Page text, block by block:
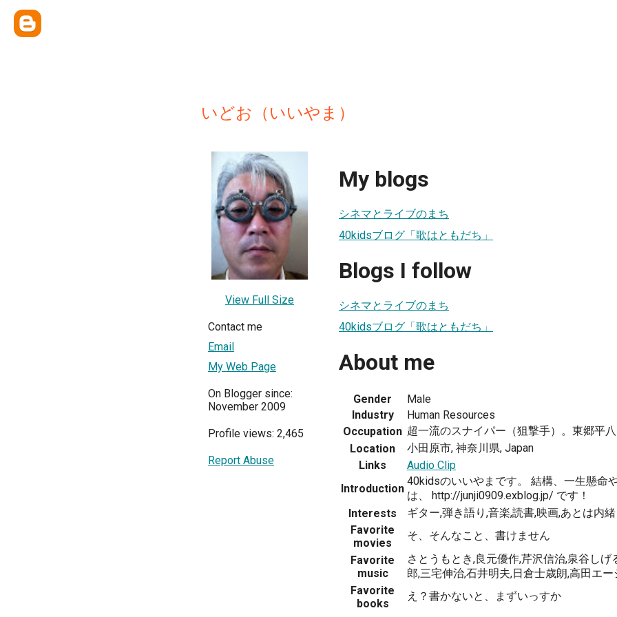
いどお（いいやま）
View Full Size
Contact me
Email
My Web Page
On Blogger since:
November 2009
Profile views: 2,465
Report Abuse
My blogs
シネマとライブのまち
40kidsブログ「歌はともだち」
Blogs I follow
シネマとライブのまち
40kidsブログ「歌はともだち」
About me
Gender
Male
Industry
Human Resources
Occupation 超一流のスナイパー（狙撃手）。東郷平
Location
小田原市, 神奈川県, Japan
Links
Audio Clip
Introduction
40kidsのいいやまです。 結構、一生懸命
は、 http://junji0909.exblog.jp/ です！
Interests
ギター,弾き語り,音楽,読書,映画,あとは内緒
Favorite
movies
そ、そんなこと、書けません
Favorite
music
さとうもとき,良元優作,芹沢信治,泉谷しげ
郎,三宅伸治,石井明夫,日倉士歳朗,高田エー
Favorite
books
え？書かないと、まずいっすか